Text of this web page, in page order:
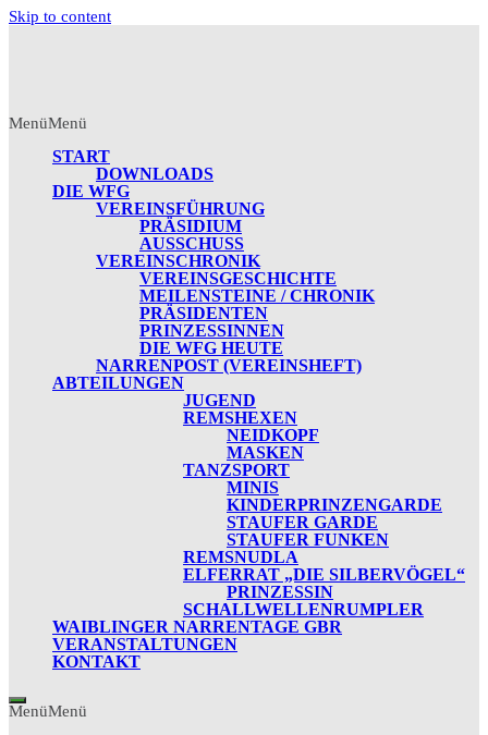
Skip to content
MenüMenü
START
DOWNLOADS
DIE WFG
VEREINSFÜHRUNG
PRÄSIDIUM
AUSSCHUSS
VEREINSCHRONIK
VEREINSGESCHICHTE
MEILENSTEINE / CHRONIK
PRÄSIDENTEN
PRINZESSINNEN
DIE WFG HEUTE
NARRENPOST (VEREINSHEFT)
ABTEILUNGEN
JUGEND
REMSHEXEN
NEIDKOPF
MASKEN
TANZSPORT
MINIS
KINDERPRINZENGARDE
STAUFER GARDE
STAUFER FUNKEN
REMSNUDLA
ELFERRAT „DIE SILBERVÖGEL“
PRINZESSIN
SCHALLWELLENRUMPLER
WAIBLINGER NARRENTAGE GBR
VERANSTALTUNGEN
KONTAKT
MenüMenü